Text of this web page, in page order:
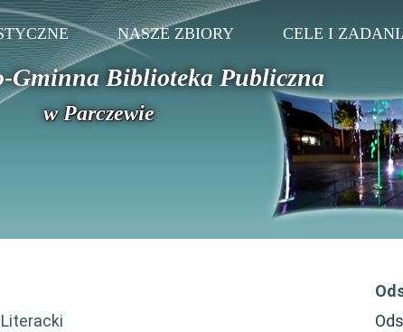
NASZE ZBIORY CELE I
Gminna Biblioteka Publiczna
w Parczewie